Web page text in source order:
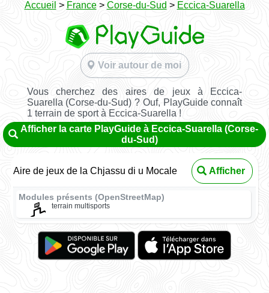
Accueil > France> Corse-du-Sud > Eccica-Suarella
Voir autour de moi
Vous cherchez des aires de jeux à Eccica-
Suarella (Corse-du-Sud) ? Ouf, PlayGuide connaît
1 terrain de sport à Eccica-Suarella !
Afficher la carte PlayGuide à Eccica-Suarella (Corse-
du-Sud)
Aire de jeux de la Chjassu di u Mocale Afficher
Modules présents (OpenStreetMap)
terrain multisports